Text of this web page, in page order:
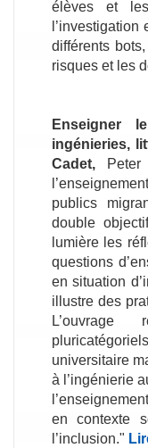
élèves et
différents
risques et les
Enseigner
ingénieries,
Cadet,
publics
double
lumière les
questions
en situation
illustre des
L’ouvrage
universitaire
à l’ingénierie
en contexte
l’inclusion."